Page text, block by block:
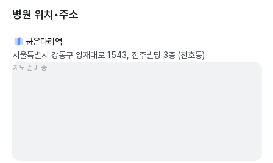
병원 위치•주소
굽은다리역
서울특별시 강동구 양재대로 1543, 진주빌딩 3층 (천호동)
지도 준비 중